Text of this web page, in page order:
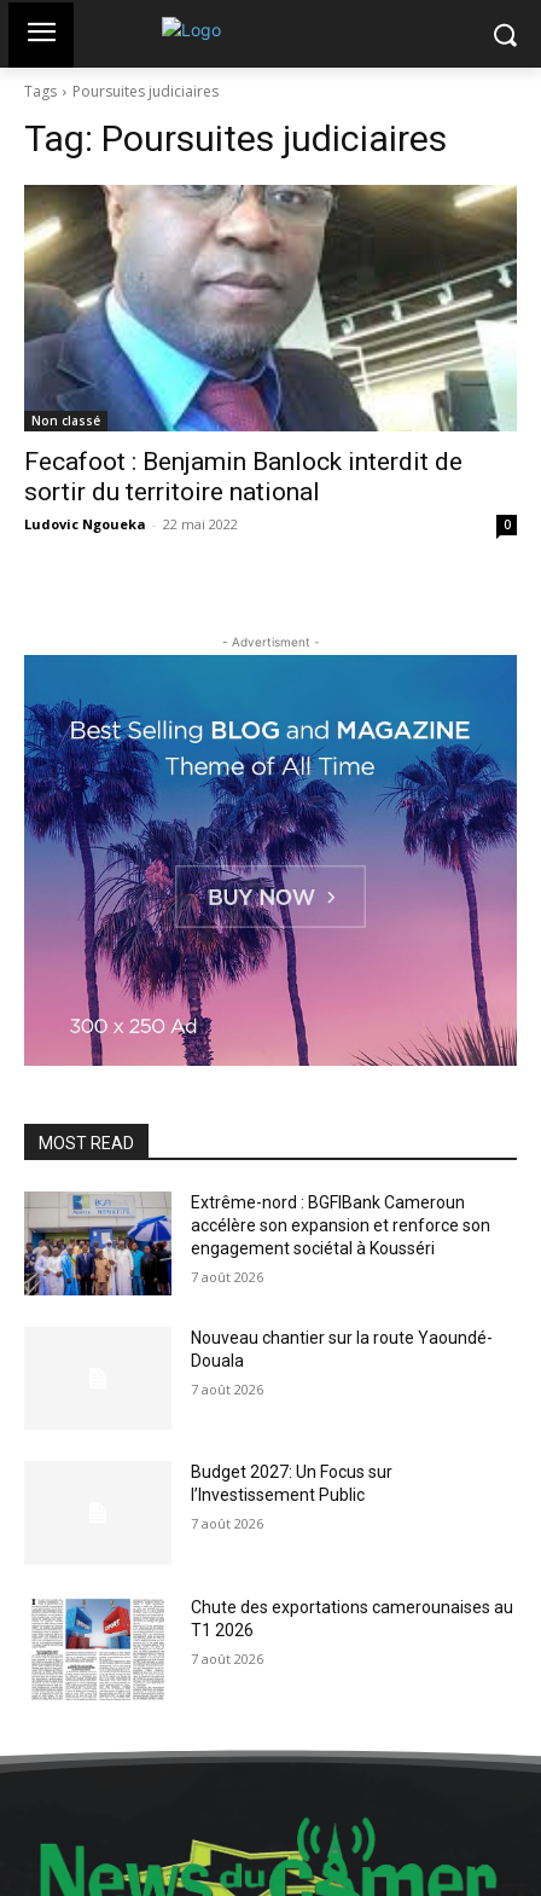
Tags Poursuites judiciaires
Tag: Poursuites judiciaires
Non classé
Fecafoot : Benjamin Banlock interdit de
sortir du territoire national
Ludovic Ngoueka - 22 mai 2022 0
- Advertisment -
MOST READ
Extrême-nord : BGFIBank Cameroun
accélère son expansion et renforce son
engagement sociétal à Kousséri
7 août 2026
Nouveau chantier sur la route Yaoundé-
Douala
7 août 2026
Budget 2027: Un Focus sur
l’Investissement Public
7 août 2026
Chute des exportations camerounaises au
T1 2026
7 août 2026